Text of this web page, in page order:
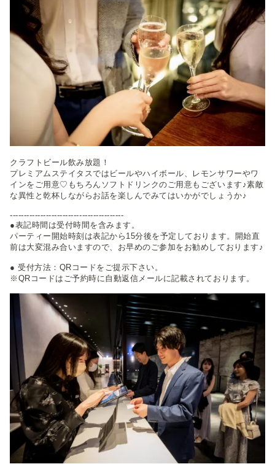
クラフトビール飲み放題！
プレミアムステイタスではビールやハイボール、レモンサワーやワ
インをご用意♡もちろんソフトドリンクのご用意もございます♪素敵
な異性と乾杯しながらお話を楽しんでみてはいかがでしょうか♪
-----------------------------------------
●表記時間は受付時間を含みます。
パーティー開始時刻は表記から15分後を予定しております。開始直
前は大変混み合いますので、お早めのご参加をお勧めしております♪
● 受付方法：QRコードをご提示下さい。
※QRコードはご予約時に自動返信メールに記載されております。